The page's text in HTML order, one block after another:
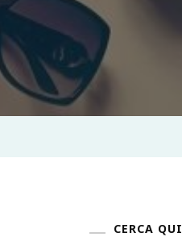
CERCA QUI